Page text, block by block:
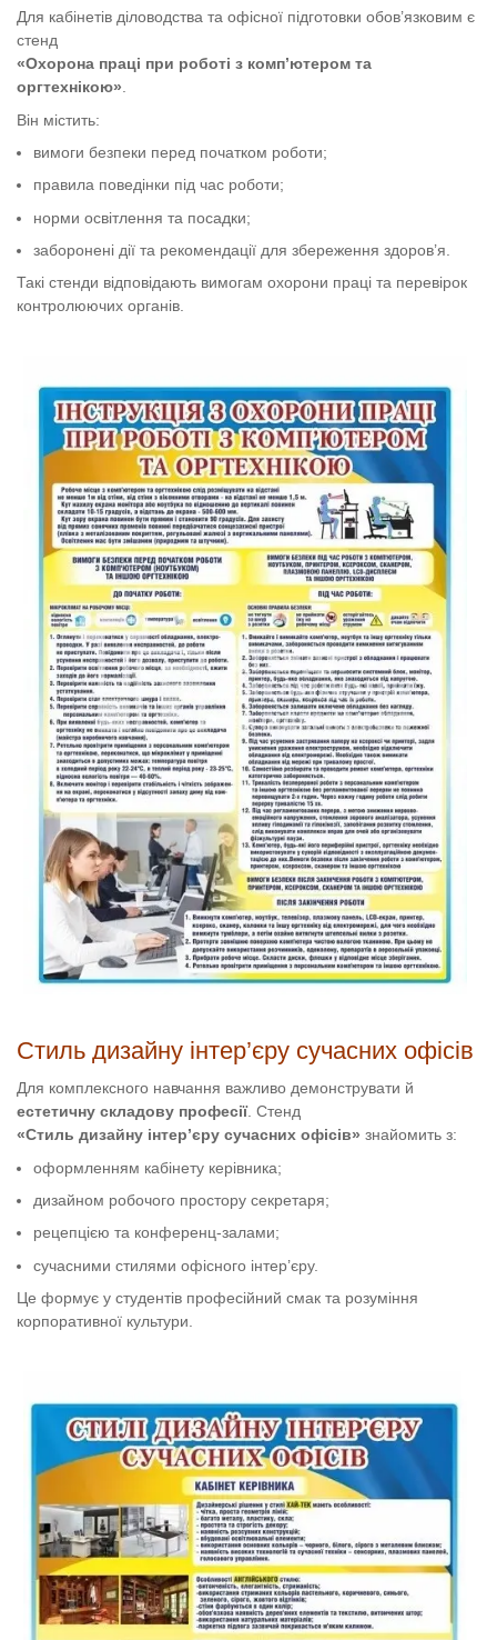
Для кабінетів діловодства та офісної підготовки обов’язковим є
стенд
«Охорона праці при роботі з комп’ютером та
оргтехнікою»
Він містить:
вимоги безпеки перед початком роботи;
правила поведінки під час роботи;
норми освітлення та посадки;
заборонені дії та рекомендації для збереження здоров’я.
Такі стенди відповідають вимогам охорони праці та перевірок
контролюючих органів.
Стиль дизайну інтер’єру сучасних офісів
Для комплексного навчання важливо демонструвати й
естетичну складову професії. Стенд
«Стиль дизайну інтер’єру сучасних офісів» знайомить з:
оформленням кабінету керівника;
дизайном робочого простору секретаря;
рецепцією та конференц-залами;
сучасними стилями офісного інтер’єру.
Це формує у студентів професійний смак та розуміння
корпоративної культури.